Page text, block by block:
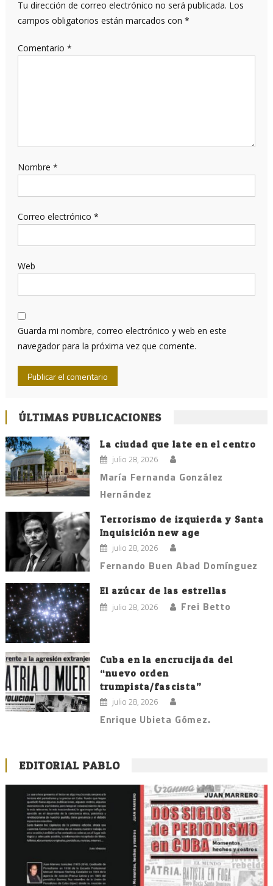
Tu dirección de correo electrónico no será publicada. Los
campos obligatorios están marcados con *
Comentario *
Nombre *
Correo electrónico *
Web
Guarda mi nombre, correo electrónico y web en este
navegador para la próxima vez que comente.
ÚLTIMAS PUBLICACIONES
La ciudad que late en el centro
julio 28, 2026
María Fernanda González
Hernández
Terrorismo de izquierda y Santa
Inquisición new age
julio 28, 2026
Fernando Buen Abad Domínguez
El azúcar de las estrellas
julio 28, 2026 Frei Betto
Cuba en la encrucijada del
“nuevo orden
trumpista/fascista”
julio 28, 2026
Enrique Ubieta Gómez.
EDITORIAL PABLO